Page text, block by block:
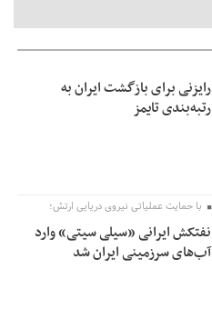
رایزنی برای بازگشت ایران به
رتبه‌بندی تایمز
با حمایت عملیاتی نیروی دریایی ارتش؛
نفتکش ایرانی «سیلی سیتی» وارد
آب‌های سرزمینی ایران شد